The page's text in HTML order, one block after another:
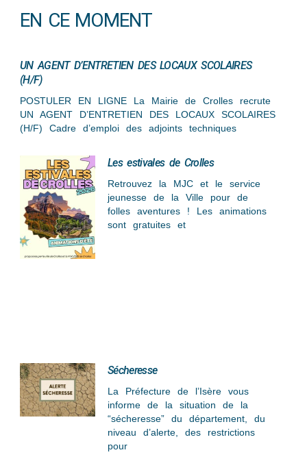
EN CE MOMENT
UN AGENT D’ENTRETIEN DES LOCAUX SCOLAIRES
(H/F)
POSTULER EN LIGNE La Mairie de Crolles recrute
UN AGENT D’ENTRETIEN DES LOCAUX SCOLAIRES
(H/F) Cadre d’emploi des adjoints techniques
Les estivales de Crolles
Retrouvez la MJC et le service
jeunesse de la Ville pour de
folles aventures ! Les animations
sont gratuites et
Sécheresse
La Préfecture de l’Isère vous
informe de la situation de la
“sécheresse” du département, du
niveau d’alerte, des restrictions
pour